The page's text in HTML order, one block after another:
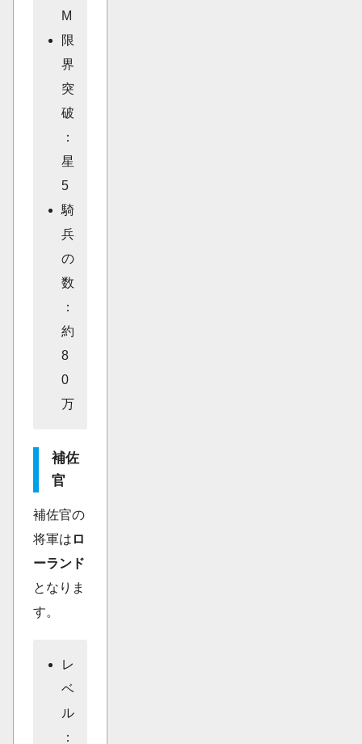
M
限
界
突
破
：
星
5
騎
兵
の
数
：
約
8
0
万
補佐
官
補佐官の
将軍は ロ
ーランド
となりま
す。
レ
ベ
ル
：